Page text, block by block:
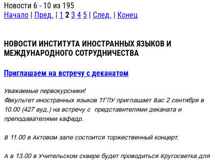
Новости 6 - 10 из 195
Начало | Пред. | 1 2 3 4 5 | След. | Конец
НОВОСТИ ИНСТИТУТА ИНОСТРАННЫХ ЯЗЫКОВ И
МЕЖДУНАРОДНОГО СОТРУДНИЧЕСТВА
Приглашаем на встречу с деканатом
Уважаемые первокурсники!
Факультет иностранных языков ТГПУ приглашает Вас 2 сентября в
10.00 (427 ауд.) на встречу с представителями деканата и
преподавателями кафедр.
В 11.00 в Актовом залесостоится торжественный концерт.
А в 13.00 в Учительском сквере будет проводиться Кругосветка для